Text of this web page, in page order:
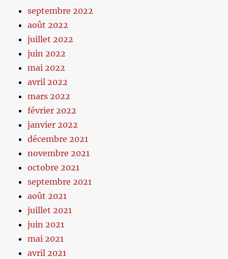
septembre 2022
août 2022
juillet 2022
juin 2022
mai 2022
avril 2022
mars 2022
février 2022
janvier 2022
décembre 2021
novembre 2021
octobre 2021
septembre 2021
août 2021
juillet 2021
juin 2021
mai 2021
avril 2021